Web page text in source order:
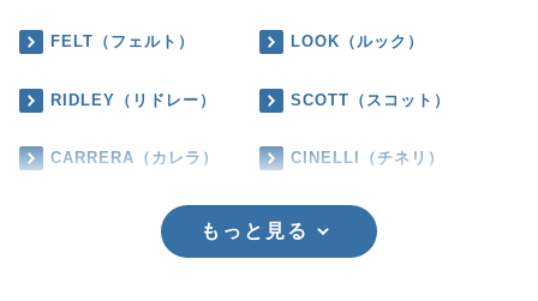
FELT（フェルト） LOOK（ルック）
RIDLEY（リドレー） SCOTT（スコット）
CARRERA（カレラ） CINELLI（チネリ）
もっと見る